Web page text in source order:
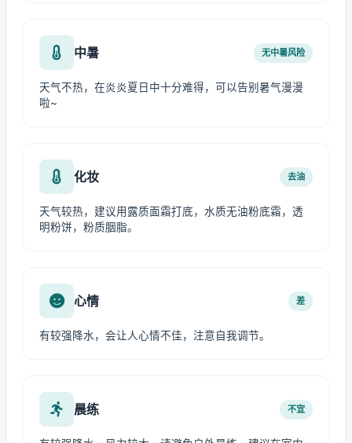
中暑 无中暑风险
天气不热，在炎炎夏日中十分难得，可以告别暑气漫漫
啦~
化妆 去油
天气较热，建议用露质面霜打底，水质无油粉底霜，透
明粉饼，粉质胭脂。
心情 差
有较强降水，会让人心情不佳，注意自我调节。
晨练 不宜